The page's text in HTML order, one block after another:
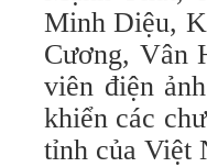
Minh Diệu,
Cương, Vân
viên điện
khiển các
tỉnh của Việt